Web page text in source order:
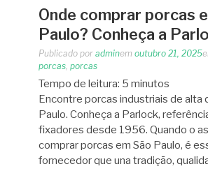
Onde comprar porcas
Paulo? Conheça a
Publicado por adminem outubro 21, 2025
porcas, porcas
Tempo de leitura: 5 minutos
Encontre porcas industriais de alta
Paulo. Conheça a Parlock,
fixadores desde 1956. Quando o
comprar porcas em São Paulo, é
fornecedor que una tradição,